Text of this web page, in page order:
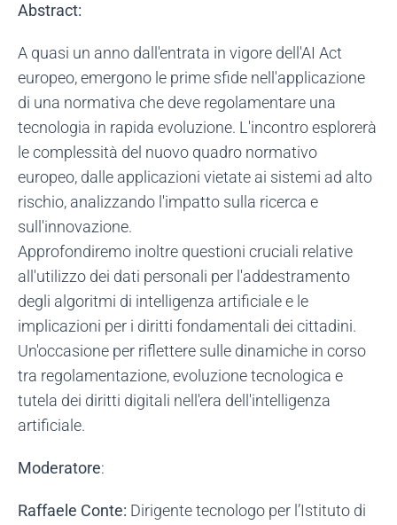
Abstract:
A quasi un anno dall'entrata in vigore dell'AI Act
europeo, emergono le prime sfide nell'applicazione
di una normativa che deve regolamentare una
tecnologia in rapida evoluzione. L'incontro esplorerà
le complessità del nuovo quadro normativo
europeo, dalle applicazioni vietate ai sistemi ad alto
rischio, analizzando l'impatto sulla ricerca e
sull'innovazione.
Approfondiremo inoltre questioni cruciali relative
all'utilizzo dei dati personali per l'addestramento
degli algoritmi di intelligenza artificiale e le
implicazioni per i diritti fondamentali dei cittadini.
Un'occasione per riflettere sulle dinamiche in corso
tra regolamentazione, evoluzione tecnologica e
tutela dei diritti digitali nell'era dell'intelligenza
artificiale.
Moderatore:
Raffaele Conte: Dirigente tecnologo per l’Istituto di